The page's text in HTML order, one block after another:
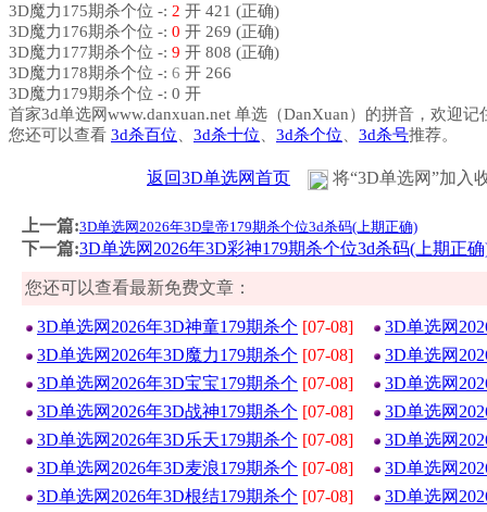
3D魔力175期杀个位 -: 2 开 421 (正确)
3D魔力176期杀个位 -: 0 开 269 (正确)
3D魔力177期杀个位 -: 9 开 808 (正确)
3D魔力178期杀个位 -: 6 开 266
3D魔力179期杀个位 -: 0 开
首家3d单选网www.danxuan.net 单选（DanXuan）的拼音，欢迎记
您还可以查看 3d杀百位 3d杀十位 3d杀个位 3d杀号推荐。
返回3D单选网首页 将“3D单选网”加入
上一篇:3D单选网2026年3D皇帝179期杀个位3d杀码(上期正确)
下一篇:3D单选网2026年3D彩神179期杀个位3d杀码(上期正
您还可以查看最新免费文章：
3D单选网2026年3D神童179期杀个 [07-08]
3D单选网
3D单选网2026年3D魔力179期杀个 [07-08]
3D单选网
3D单选网2026年3D宝宝179期杀个 [07-08]
3D单选网
3D单选网2026年3D战神179期杀个 [07-08]
3D单选网
3D单选网2026年3D乐天179期杀个 [07-08]
3D单选网
3D单选网2026年3D麦浪179期杀个 [07-08]
3D单选网
3D单选网2026年3D根结179期杀个 [07-08]
3D单选网